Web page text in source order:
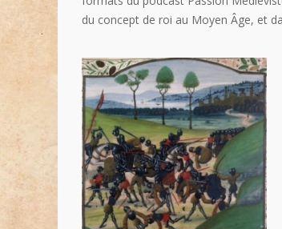
du concept de roi au Moyen Âge, et